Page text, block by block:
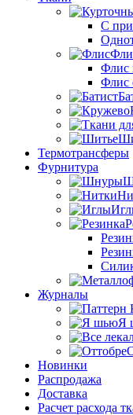
С
Флис
Флис
Термотрансферы
Фурнитура
Журналы
Я
Новинки
Распродажа
Доставка
Расчет расхода